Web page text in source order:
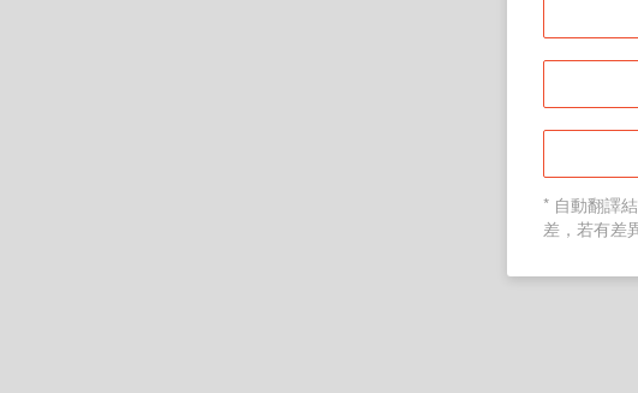
* 自動翻譯
差，若有差